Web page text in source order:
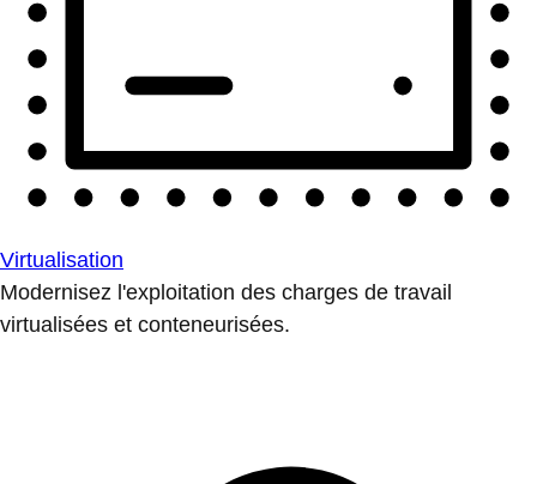
Virtualisation
Modernisez l'exploitation des charges de travail
virtualisées et conteneurisées.